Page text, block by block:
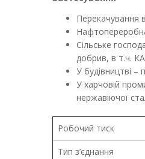
Перекачування
Сільське
добрив, в т.ч.
У будівництві –
У харчовій
нержавіючої
Робочий тиск
Тип з’єднання